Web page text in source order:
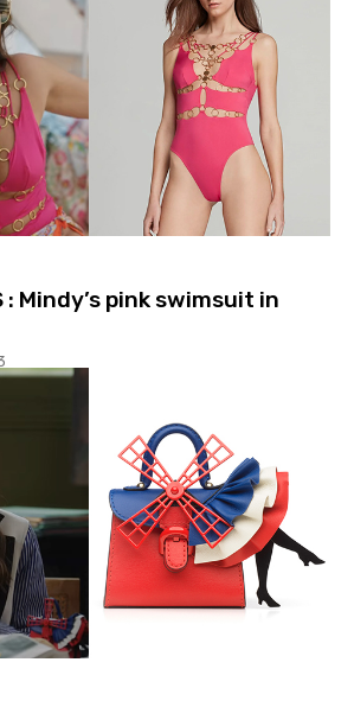
: Mindy’s pink swimsuit in